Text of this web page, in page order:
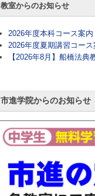
教室からのお知らせ
2026年度本科コース案
2026年度夏期講習コー
【2026年8月】船橋法典
市進学院からのお知らせ